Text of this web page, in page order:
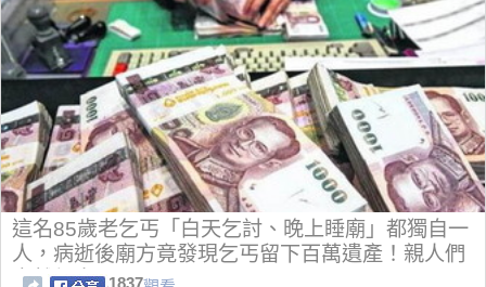
這名85歲老乞丐「白天乞討、晚上睡廟」都獨自一
人，病逝後廟方竟發現乞丐留下百萬遺產！親人們
突然都出現了...
1837